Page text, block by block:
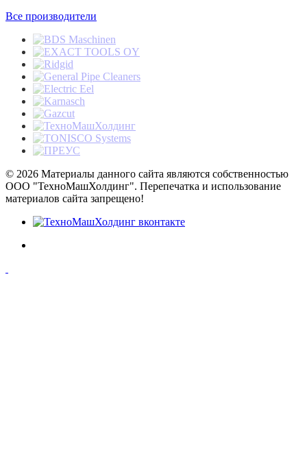
Все производители
© 2026 Материалы данного сайта являются собственностью
ООО "ТехноМашХолдинг". Перепечатка и использование
материалов сайта запрещено!